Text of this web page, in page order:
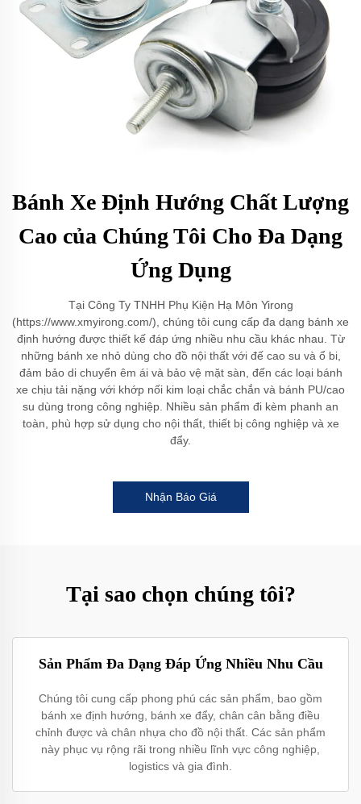
Bánh Xe Định Hướng Chất Lượng
Cao của Chúng Tôi Cho Đa Dạng
Ứng Dụng
Tại Công Ty TNHH Phụ Kiện Hạ Môn Yirong
(https://www.xmyirong.com/), chúng tôi cung cấp đa dạng bánh xe
định hướng được thiết kế đáp ứng nhiều nhu cầu khác nhau. Từ
những bánh xe nhỏ dùng cho đồ nội thất với đế cao su và ổ bi,
đảm bảo di chuyển êm ái và bảo vệ mặt sàn, đến các loại bánh
xe chịu tải nặng với khớp nối kim loại chắc chắn và bánh PU/cao
su dùng trong công nghiệp. Nhiều sản phẩm đi kèm phanh an
toàn, phù hợp sử dụng cho nội thất, thiết bị công nghiệp và xe
đẩy.
Nhận Báo Giá
Tại sao chọn chúng tôi?
Sản Phẩm Đa Dạng Đáp Ứng Nhiều Nhu Cầu
Chúng tôi cung cấp phong phú các sản phẩm, bao gồm
bánh xe định hướng, bánh xe đẩy, chân cân bằng điều
chỉnh được và chân nhựa cho đồ nội thất. Các sản phẩm
này phục vụ rộng rãi trong nhiều lĩnh vực công nghiệp,
logistics và gia đình.